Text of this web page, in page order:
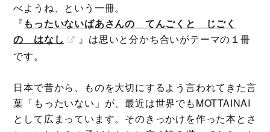
べようね、という一冊。
『 もったいないばあさんの てんごくと じごく
の はなし
』は思いと分かち合いがテーマの１冊
です。
日本で昔から、ものを大切にするよう言われてきた言
葉「もったいない」が、最近は世界でもMOTTAINAI
として広まっています。そのきっかけを作った本とさ